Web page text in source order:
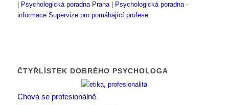
Psychologická poradna Praha|
Psychologická poradna -
informace Supervize pro pomáhající profese
ČTYŘLÍSTEK DOBRÉHO PSYCHOLOGA
Chová se profesionálně